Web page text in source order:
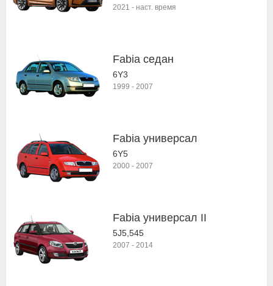
2021 - наст. время
Fabia седан
6Y3
1999 - 2007
Fabia универсал
6Y5
2000 - 2007
Fabia универсал II
5J5,545
2007 - 2014